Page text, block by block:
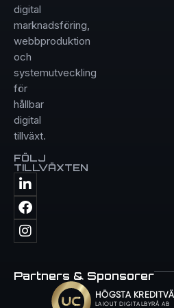
digital
marknadsföring,
webbproduktion
och
systemutveckling
för
hållbar
digital
tillväxt.
FÖLJ
TILLVÄXTEN
Partners & Sponsorer